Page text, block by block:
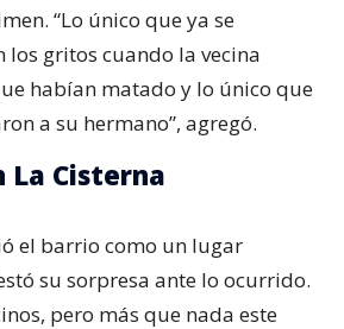
“Lo único que ya se
los gritos cuando la vecina
habían matado y lo único que
a su hermano”, agregó.
La Cisterna
el barrio como un lugar
su sorpresa ante lo ocurrido.
pero más que nada este